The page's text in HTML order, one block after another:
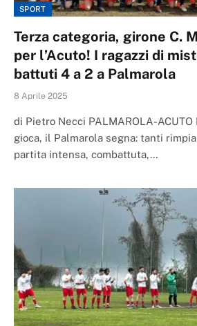
SPORT
Terza categoria, girone C.
per l’Acuto! I ragazzi di
battuti 4 a 2 a Palmarola
8 Aprile 2025
di Pietro Necci PALMAROLA-ACUTO
gioca, il Palmarola segna: tanti
partita intensa, combattuta,…